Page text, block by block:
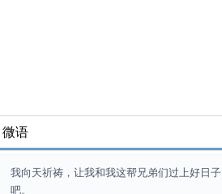
微语
我向天祈祷，让我和我这帮兄弟们过上好日子
吧。